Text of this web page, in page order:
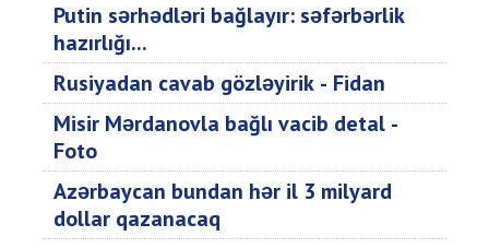
Putin sərhədləri bağlayır: səfərbərlik
hazırlığı...
Rusiyadan cavab gözləyirik - Fidan
Misir Mərdanovla bağlı vacib detal -
Foto
Azərbaycan bundan hər il 3 milyard
dollar qazanacaq